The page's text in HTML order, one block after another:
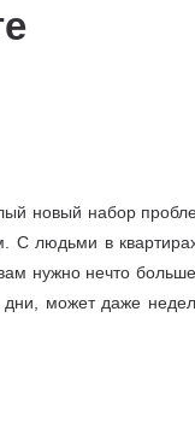
новый набор
С людьми в
нужно нечто
может даже